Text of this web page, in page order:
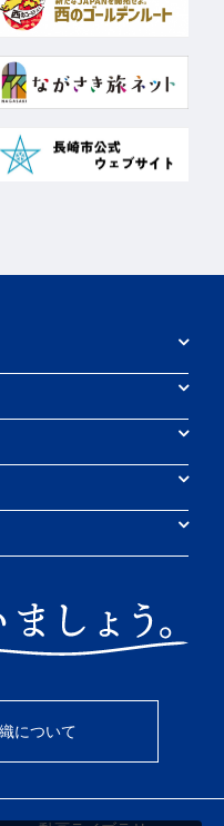
について